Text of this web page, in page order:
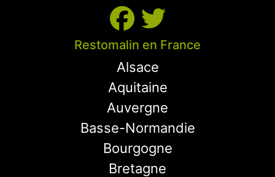
Restomalin en France
Alsace
Aquitaine
Auvergne
Basse-Normandie
Bourgogne
Bretagne